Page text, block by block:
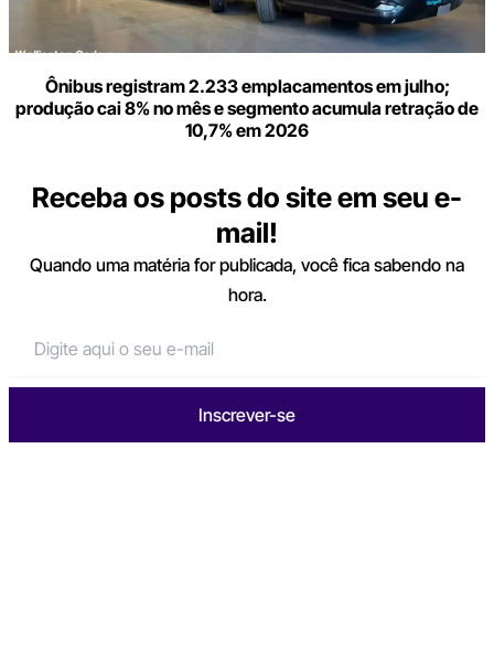
Ônibus registram 2.233 emplacamentos em julho;
produção cai 8% no mês e segmento acumula retração de
10,7% em 2026
Receba os posts do site em seu e-
mail!
Quando uma matéria for publicada, você fica sabendo na
hora.
Inscrever-se